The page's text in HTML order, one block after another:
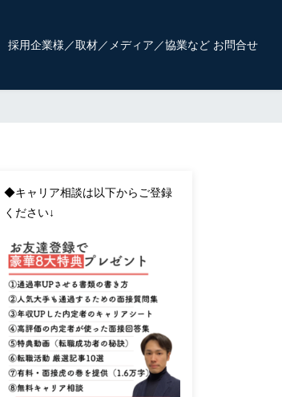
採用企業様／取材／メディア／協業など お問合せ
◆キャリア相談は以下からご登録
ください↓